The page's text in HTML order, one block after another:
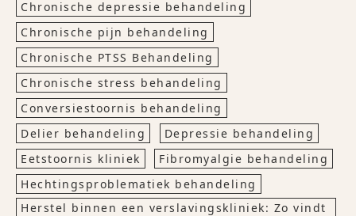
Chronische depressie behandeling
Chronische pijn behandeling
Chronische PTSS Behandeling
Chronische stress behandeling
Conversiestoornis behandeling
Delier behandeling
Depressie behandeling
Eetstoornis kliniek
Fibromyalgie behandeling
Hechtingsproblematiek behandeling
Herstel binnen een verslavingskliniek: Zo vindt